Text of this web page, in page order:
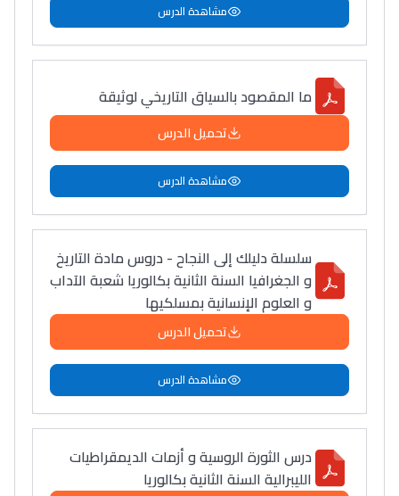
مشاهدة الدرس
ما المقصود بالسياق التاريخي لوثيقة
تحميل الدرس
مشاهدة الدرس
سلسلة دليلك إلى النجاح - دروس مادة التاريخ
و الجغرافيا السنة الثانية بكالوريا شعبة الآداب
و العلوم الإنسانية بمسلكيها
تحميل الدرس
مشاهدة الدرس
درس الثورة الروسية و أزمات الديمقراطيات
الليبرالية السنة الثانية بكالوريا